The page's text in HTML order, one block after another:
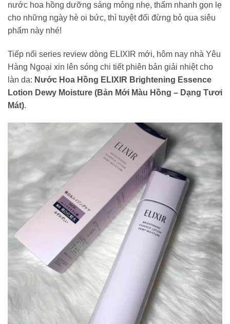
nước hoa hồng dưỡng sáng mỏng nhẹ, thấm nhanh gọn lẹ
cho những ngày hè oi bức, thì tuyệt đối đừng bỏ qua siêu
phẩm này nhé!
Tiếp nối series review dòng ELIXIR mới, hôm nay nhà Yêu
Hàng Ngoại xin lên sóng chi tiết phiên bản giải nhiệt cho
làn da: Nước Hoa Hồng ELIXIR Brightening Essence
Lotion Dewy Moisture (Bản Mới Màu Hồng – Dạng Tươi
Mát).